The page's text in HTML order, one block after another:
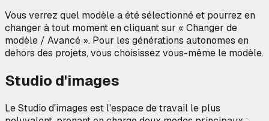
Vous verrez quel modèle a été sélectionné et pourrez en
changer à tout moment en cliquant sur « Changer de
modèle / Avancé ». Pour les générations autonomes en
dehors des projets, vous choisissez vous-même le modèle.
Studio d'images
Le Studio d'images est l'espace de travail le plus